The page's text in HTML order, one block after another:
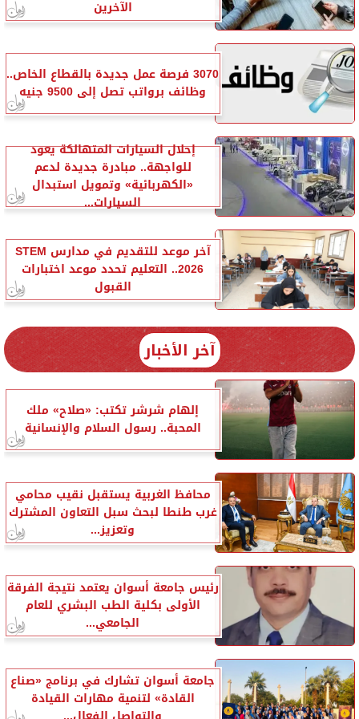
الآخرين
3070 فرصة عمل جديدة بالقطاع الخاص..
وظائف برواتب تصل إلى 9500 جنيه
إحلال السيارات المتهالكة يعود
للواجهة.. مبادرة جديدة لدعم
«الكهربائية» وتمويل استبدال
السيارات...
آخر موعد للتقديم في مدارس STEM
2026.. التعليم تحدد موعد اختبارات
القبول
آخر الأخبار
إلهام شرشر تكتب: «صلاح» ملك
المحبة.. رسول السلام والإنسانية
محافظ الغربية يستقبل نقيب محامي
غرب طنطا لبحث سبل التعاون المشترك
وتعزيز...
رئيس جامعة أسوان يعتمد نتيجة الفرقة
الأولى بكلية الطب البشري للعام
الجامعي...
جامعة أسوان تشارك في برنامج «صناع
القادة» لتنمية مهارات القيادة